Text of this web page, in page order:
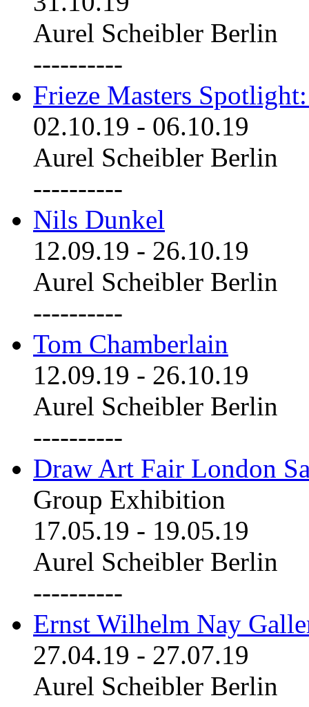
Aurel Scheibler Berlin
----------
Frieze Masters
02.10.19 - 06.10.19
Aurel Scheibler Berlin
----------
Nils Dunkel
12.09.19 - 26.10.19
Aurel Scheibler Berlin
----------
Tom Chamberlain
12.09.19 - 26.10.19
Aurel Scheibler Berlin
----------
Draw Art Fair London
Group Exhibition
17.05.19 - 19.05.19
Aurel Scheibler Berlin
----------
Ernst Wilhelm Nay
27.04.19 - 27.07.19
Aurel Scheibler Berlin